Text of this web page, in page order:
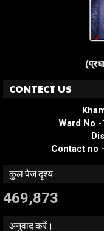
CONTECT US
Ward No
Contact no
कुल पेज दृश्य
469,873
अनुवाद करें।